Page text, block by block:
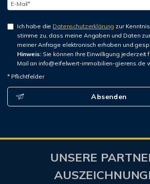
Ich habe die Datenschutzerklärung zur
stimme zu, dass meine Angaben und Daten
meiner Anfrage elektronisch erhoben und
Hinweis:Sie können Ihre Einwilligung jederzeit
Mail an info@eifelwert-immobilien-gierens.de
* Pflichtfelder
Absenden
UNSERE